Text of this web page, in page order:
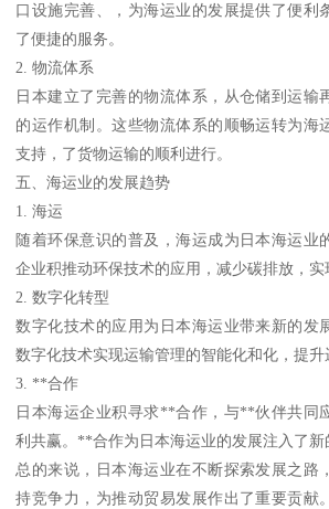
口设施完善、，为海运业的发展提供了便利
了便捷的服务。
2. 物流体系
日本建立了完善的物流体系，从仓储到运输
的运作机制。这些物流体系的顺畅运转为海
支持，了货物运输的顺利进行。
五、海运业的发展趋势
1. 海运
随着环保意识的普及，海运成为日本海运业
企业积推动环保技术的应用，减少碳排放，实
2. 数字化转型
数字化技术的应用为日本海运业带来新的发
数字化技术实现运输管理的智能化和化，提升
3. **合作
日本海运企业积寻求**合作，与**伙伴共同
利共赢。**合作为日本海运业的发展注入了新
总的来说，日本海运业在不断探索发展之路
持竞争力，为推动贸易发展作出了重要贡献